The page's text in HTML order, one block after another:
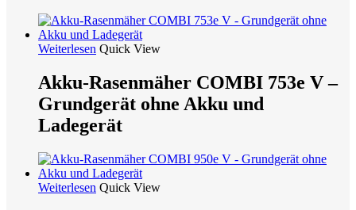
Weiterlesen Quick View
Akku-Rasenmäher COMBI 753e V –
Grundgerät ohne Akku und
Ladegerät
Weiterlesen Quick View